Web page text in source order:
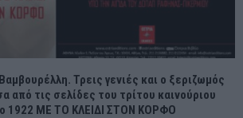
Τρεις γενιές και ο ξεριζωμός
από τις σελίδες του τρίτου καινούριου
1922 ΜΕ ΤΟ ΚΛΕΙΔΙ ΣΤΟΝ ΚΟΡΦΟ